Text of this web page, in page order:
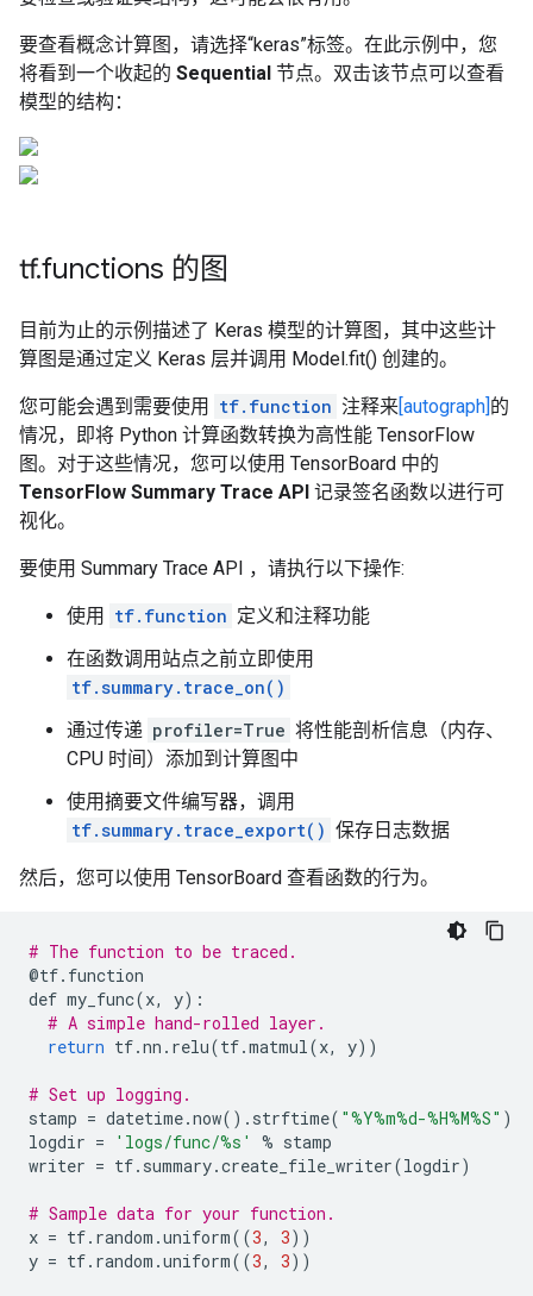
要查看概念计算图，请选择“keras”标签。在此示例中，您
将看到一个收起的 Sequential 节点。双击该节点可以查看
模型的结构：
tf.functions 的图
目前为止的示例描述了 Keras 模型的计算图，其中这些计
算图是通过定义 Keras 层并调用 Model.fit() 创建的。
您可能会遇到需要使用 tf.function 注释来[autograph]的
情况，即将 Python 计算函数转换为高性能 TensorFlow
图。对于这些情况，您可以使用 TensorBoard 中的
TensorFlow Summary Trace API 记录签名函数以进行可
视化。
要使用 Summary Trace API ，请执行以下操作:
使用 tf.function 定义和注释功能
在函数调用站点之前立即使用
tf.summary.trace_on()
通过传递 profiler=True 将性能剖析信息（内存、
CPU 时间）添加到计算图中
使用摘要文件编写器，调用
tf.summary.trace_export() 保存日志数据
然后，您可以使用 TensorBoard 查看函数的行为。
# The function to be traced.
@tf. function
def my_func(x, y):
# A simple hand-rolled layer.
return tf.nn . relu(tf.matmul(x, y))
# Set up logging.
stamp = datetime.now() . strftime( "%Y%m%d-%H%M%S" )
logdir = 'logs/func/%s ' % stamp
writer = tf. summary.create_file_writer(logdir)
# Sample data for your function.
x = tf. random .uniform((3, 3))
y = tf. random .uniform((3, 3))